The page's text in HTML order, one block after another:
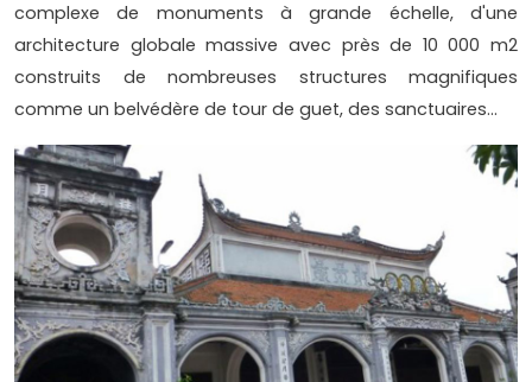
complexe de monuments à grande échelle, d'une
architecture globale massive avec près de 10 000 m2
construits de nombreuses structures magnifiques
comme un belvédère de tour de guet, des sanctuaires…